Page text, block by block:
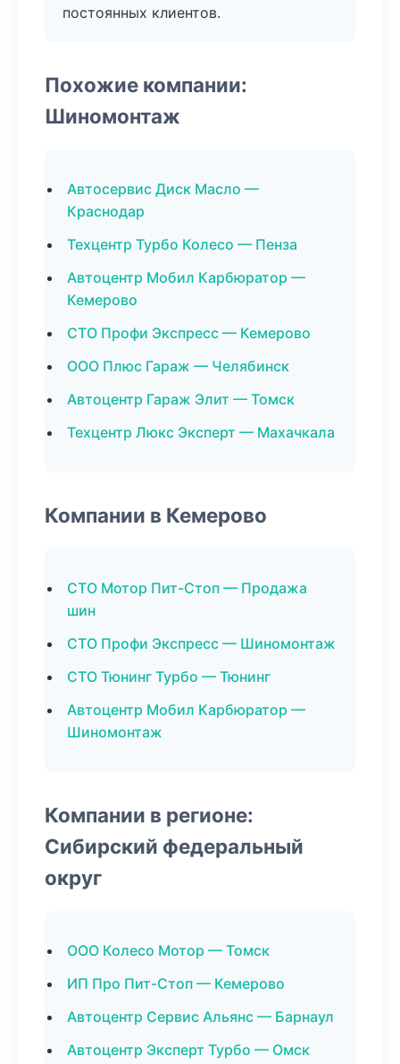
постоянных клиентов.
Похожие компании:
Шиномонтаж
Автосервис Диск Масло —
Краснодар
Техцентр Турбо Колесо — Пенза
Автоцентр Мобил Карбюратор —
Кемерово
СТО Профи Экспресс — Кемерово
ООО Плюс Гараж — Челябинск
Автоцентр Гараж Элит — Томск
Техцентр Люкс Эксперт — Махачкала
Компании в Кемерово
СТО Мотор Пит-Стоп — Продажа
шин
СТО Профи Экспресс — Шиномонтаж
СТО Тюнинг Турбо — Тюнинг
Автоцентр Мобил Карбюратор —
Шиномонтаж
Компании в регионе:
Сибирский федеральный
округ
ООО Колесо Мотор — Томск
ИП Про Пит-Стоп — Кемерово
Автоцентр Сервис Альянс — Барнаул
Автоцентр Эксперт Турбо — Омск